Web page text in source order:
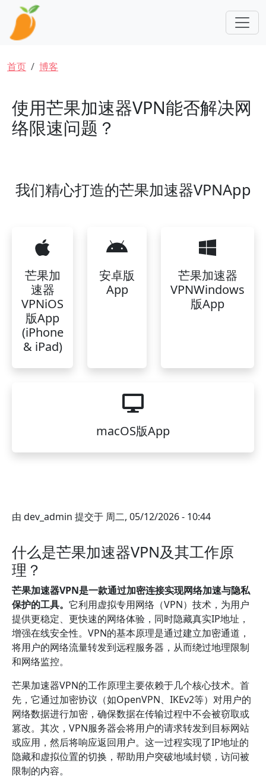
跳转到主要内容
面包屑
首页 博客
使用芒果加速器VPN能否解决网
络限速问题？
我们精心打造的芒果加速器VPNApp
芒果加
速器
VPNiOS
版App
(iPhone
& iPad)
安卓版
App
芒果加速器
VPNWindows
版App
macOS版App
由 dev_admin 提交于 周二, 05/12/2026 - 10:44
什么是芒果加速器VPN及其工作原
理？
芒果加速器VPN是一款通过加密连接实现网络加速与隐私
保护的工具。 它利用虚拟专用网络（VPN）技术，为用户
提供更稳定、更快速的网络体验，同时隐藏真实IP地址，
增强在线安全性。VPN的基本原理是通过建立加密通道，
将用户的网络流量转发到远程服务器，从而绕过地理限制
和网络监控。
芒果加速器VPN的工作原理主要依赖于几个核心技术。首
先，它通过加密协议（如OpenVPN、IKEv2等）对用户的
网络数据进行加密，确保数据在传输过程中不会被窃取或
篡改。其次，VPN服务器会将用户的请求转发到目标网站
或应用，然后将响应返回用户。这一过程实现了IP地址的
隐藏和虚拟位置的切换，帮助用户突破地域封锁，访问被
限制的内容。